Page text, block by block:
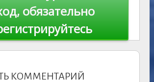
обязательно
КОММЕНТАРИЙ